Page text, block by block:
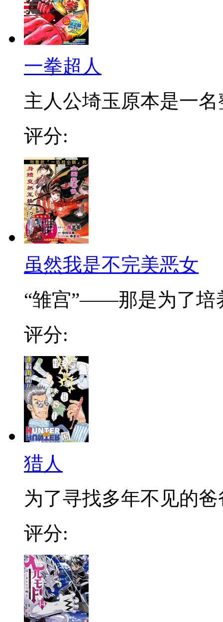
一拳超人
主人公埼玉原本是一名
评分:
虽然我是不完美恶女
“雏宫”——那是为了培
评分:
猎人
为了寻找多年不见的爸
评分: